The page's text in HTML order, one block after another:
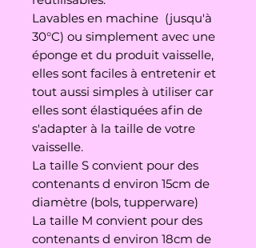
Lavables en machine (jusqu'à
30°C) ou simplement avec une
éponge et du produit vaisselle,
elles sont faciles à entretenir et
tout aussi simples à utiliser car
elles sont élastiquées afin de
s'adapter à la taille de votre
vaisselle.
La taille S convient pour des
contenants d environ 15cm de
diamètre (bols, tupperware)
La taille M convient pour des
contenants d environ 18cm de